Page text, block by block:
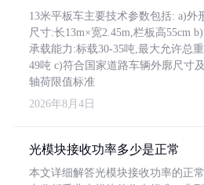
13米平板车主要技术参数包括: a)外
尺寸:长13m×宽2.45m,栏板高55cm b)
承载能力:标载30-35吨,最大允许总重
49吨 c)符合国家道路车辆外廓尺寸及
轴荷限值标准
2026年8月4日
光模块接收功率多少是正常
本文详细解答光模块接收功率的正